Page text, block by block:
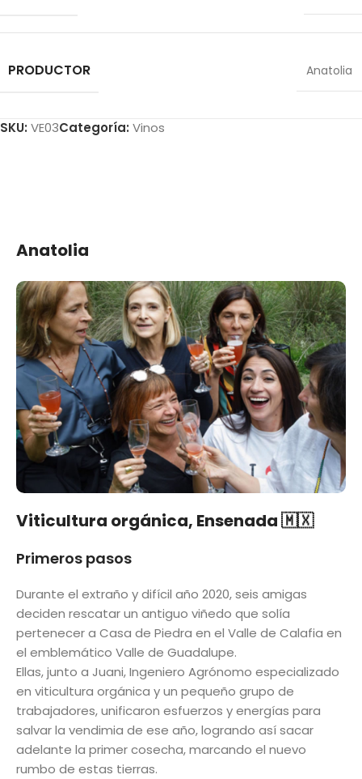
PRODUCTOR Anatolia
SKU: VE03Categoría: Vinos
Anatolia
Viticultura orgánica, Ensenada 🇲🇽
Primeros pasos
Durante el extraño y difícil año 2020, seis amigas
deciden rescatar un antiguo viñedo que solía
pertenecer a Casa de Piedra en el Valle de Calafia en
el emblemático Valle de Guadalupe.
Ellas, junto a Juani, Ingeniero Agrónomo especializado
en viticultura orgánica y un pequeño grupo de
trabajadores, unificaron esfuerzos y energías para
salvar la vendimia de ese año, logrando así sacar
adelante la primer cosecha, marcando el nuevo
rumbo de estas tierras.